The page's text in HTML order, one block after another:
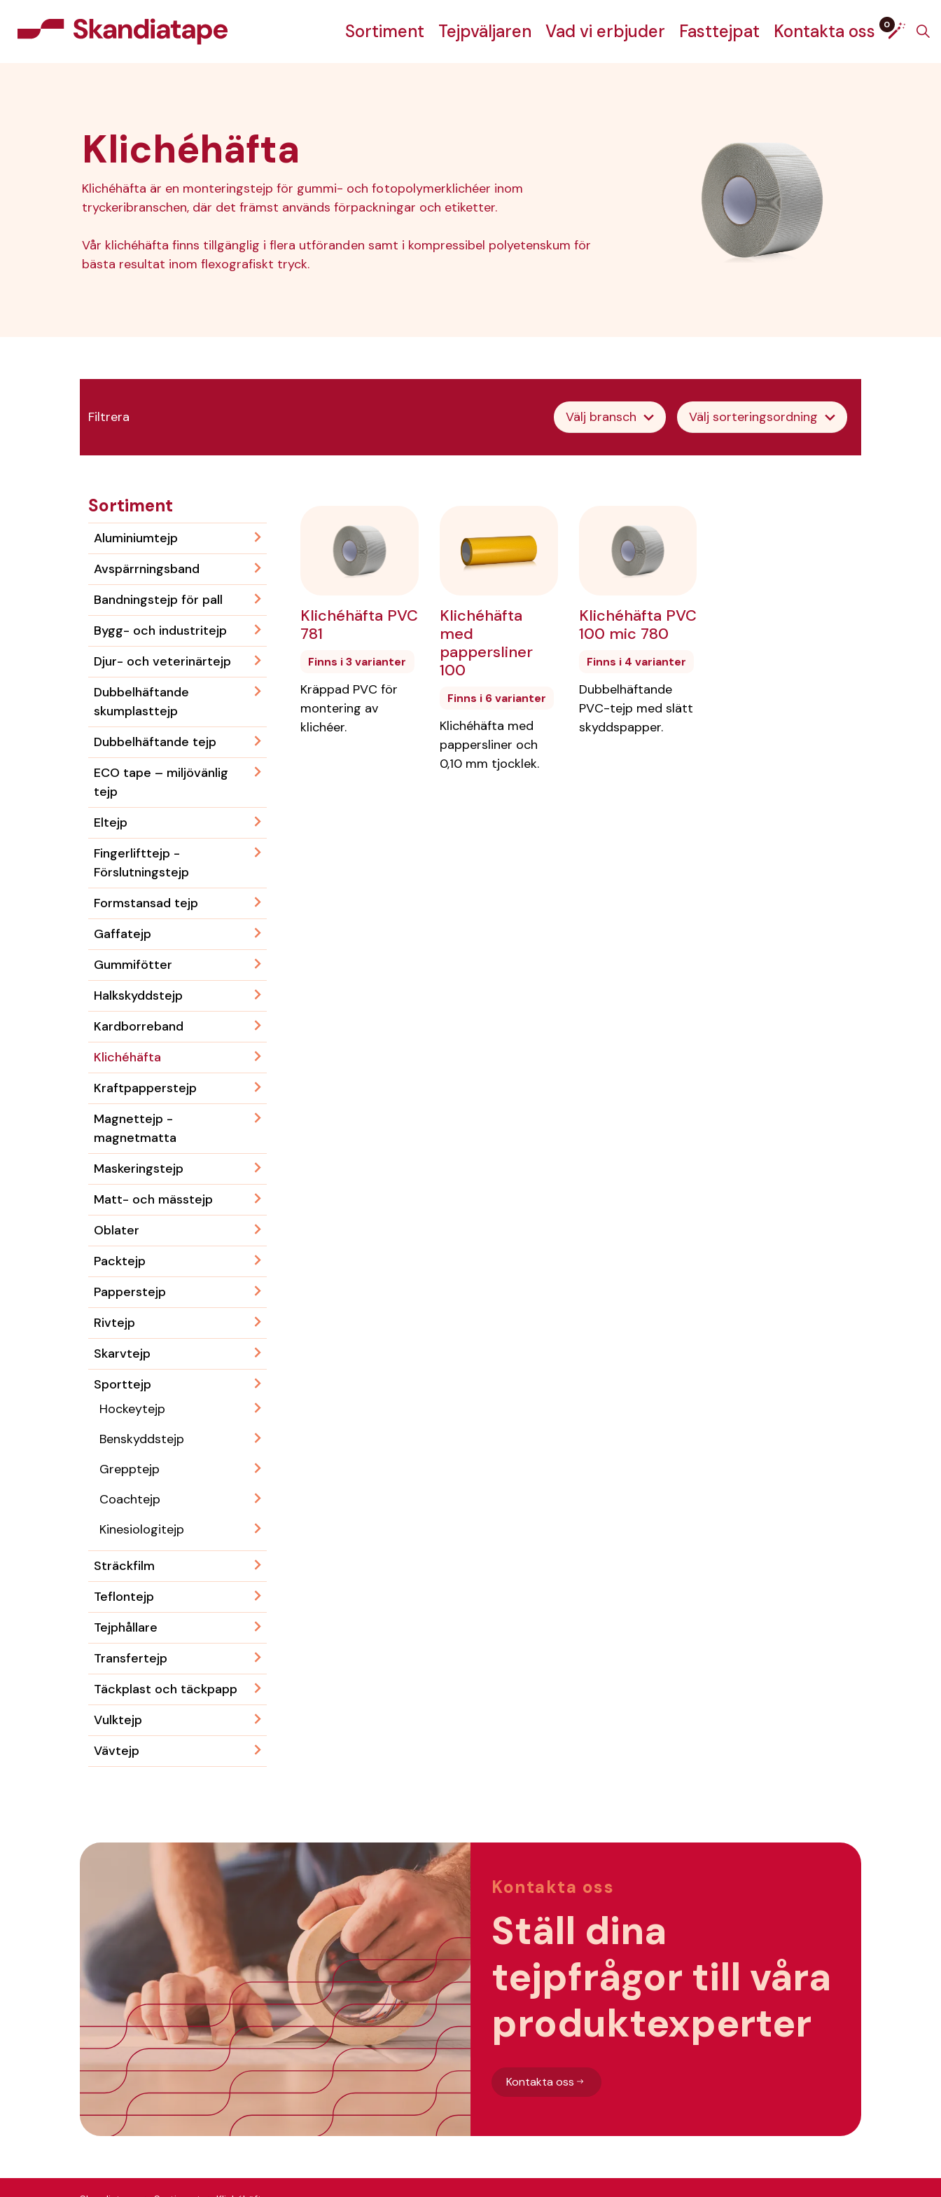
Sortiment Tejpväljaren Vad vi erbjuder Fasttejpat Kontakta oss 0
Klichéhäfta
Klichéhäfta är en monteringstejp för gummi- och fotopolymerklichéer inom
tryckeribranschen, där det främst används förpackningar och etiketter.
Vår klichéhäfta finns tillgänglig i flera utföranden samt i kompressibel polyetenskum för
bästa resultat inom flexografiskt tryck.
Filtrera Välj bransch Välj sorteringsordning
Sortiment
Aluminiumtejp
Avspärrningsband
Bandningstejp för pall
Bygg- och industritejp
Djur- och veterinärtejp
Dubbelhäftande
skumplasttejp
Dubbelhäftande tejp
ECO tape – miljövänlig
tejp
Eltejp
Fingerlifttejp -
Förslutningstejp
Formstansad tejp
Gaffatejp
Gummifötter
Halkskyddstejp
Kardborreband
Klichéhäfta
Kraftpapperstejp
Magnettejp -
magnetmatta
Maskeringstejp
Matt- och mässtejp
Oblater
Packtejp
Papperstejp
Rivtejp
Skarvtejp
Sporttejp
Hockeytejp
Benskyddstejp
Grepptejp
Coachtejp
Kinesiologitejp
Sträckfilm
Teflontejp
Tejphållare
Transfertejp
Täckplast och täckpapp
Vulktejp
Vävtejp
Klichéhäfta PVC
781
Finns i 3 varianter
Kräppad PVC för
montering av
klichéer.
Klichéhäfta
med
pappersliner
100
Finns i 6 varianter
Klichéhäfta med
pappersliner och
0,10 mm tjocklek.
Klichéhäfta PVC
100 mic 780
Finns i 4 varianter
Dubbelhäftande
PVC-tejp med slätt
skyddspapper.
Kontakta oss
Ställ dina
tejpfrågor till våra
produktexperter
Kontakta oss